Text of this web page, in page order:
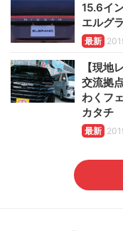
15.6イ
エルグ
最新
【現地
交流拠
わくフ
カタチ
最新